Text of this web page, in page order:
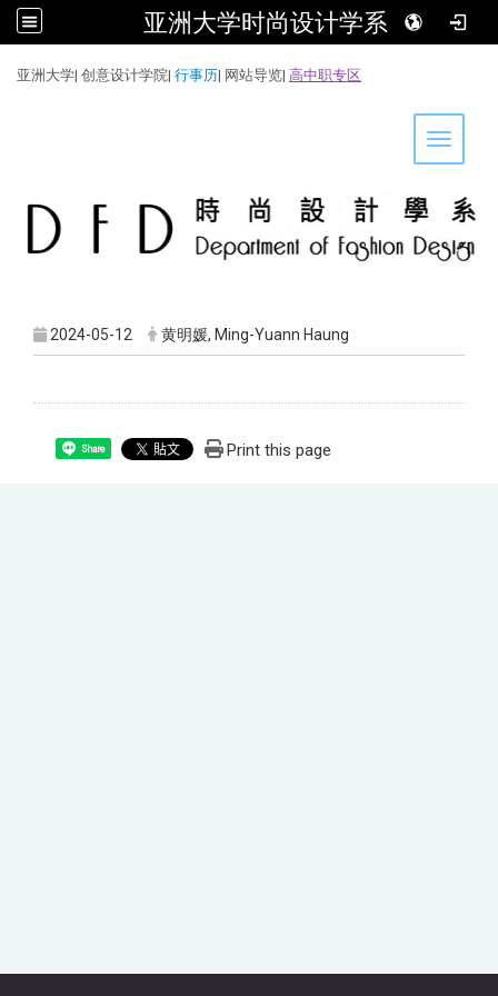
亚洲大学时尚设计学系
亚洲大学| 创意设计学院| 行事历| 网站导览| 高中职专区
Toggle
2024-05-12 黄明媛, Ming-Yuann Haung
Share Print this page